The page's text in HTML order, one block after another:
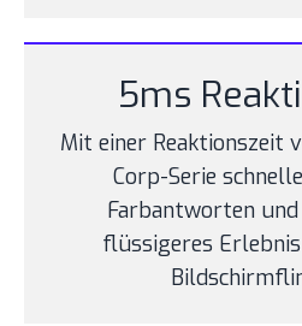
5ms
Mit einer Reaktionszeit
Corp-Serie
Farbantworten
flüssigeres